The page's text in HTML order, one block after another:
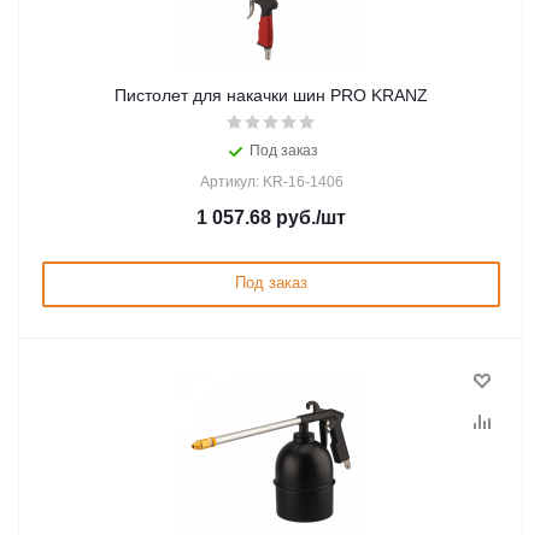
Пистолет для накачки шин PRO KRANZ
Под заказ
Артикул: KR-16-1406
1 057.68 руб./шт
Под заказ